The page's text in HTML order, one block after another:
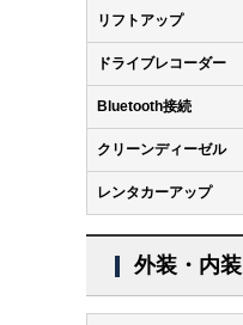
リフトアップ
ドライブレコーダー
Bluetooth接続
クリーンディーゼル
レンタカーアップ
外装・内装